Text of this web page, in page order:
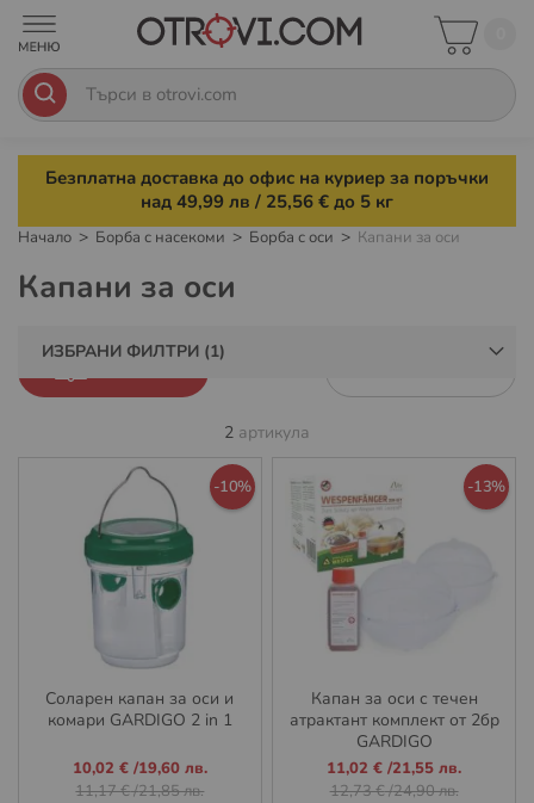
Безплатна доставка до офис на куриер за поръчки
над 49,99 лв / 25,56 € до 5 кг
Начало Борба с насекоми Борба с оси Капани за оси
Капани за оси
2 артикула
-10%
Соларен капан за оси и
комари GARDIGO 2 in 1
Промо
цена
10,02 €/19,60 лв.
11,17 €/21,85 лв.
-13%
Капан за оси с течен
атрактант комплект от 2бр
GARDIGO
Промо
цена
11,02 € /21,55 лв.
12,73 €/24,90 лв.
ИЗБРАНИ ФИЛТРИ